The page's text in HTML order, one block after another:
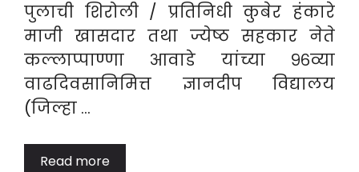
पुलाची शिरोली / प्रतिनिधी कुबेर हंकारे
माजी खासदार तथा ज्येष्ठ सहकार नेते
कल्लाप्पाण्णा आवाडे यांच्या ९६व्या
वाढदिवसानिमित्त ज्ञानदीप विद्यालय
(जिल्हा …
Read more